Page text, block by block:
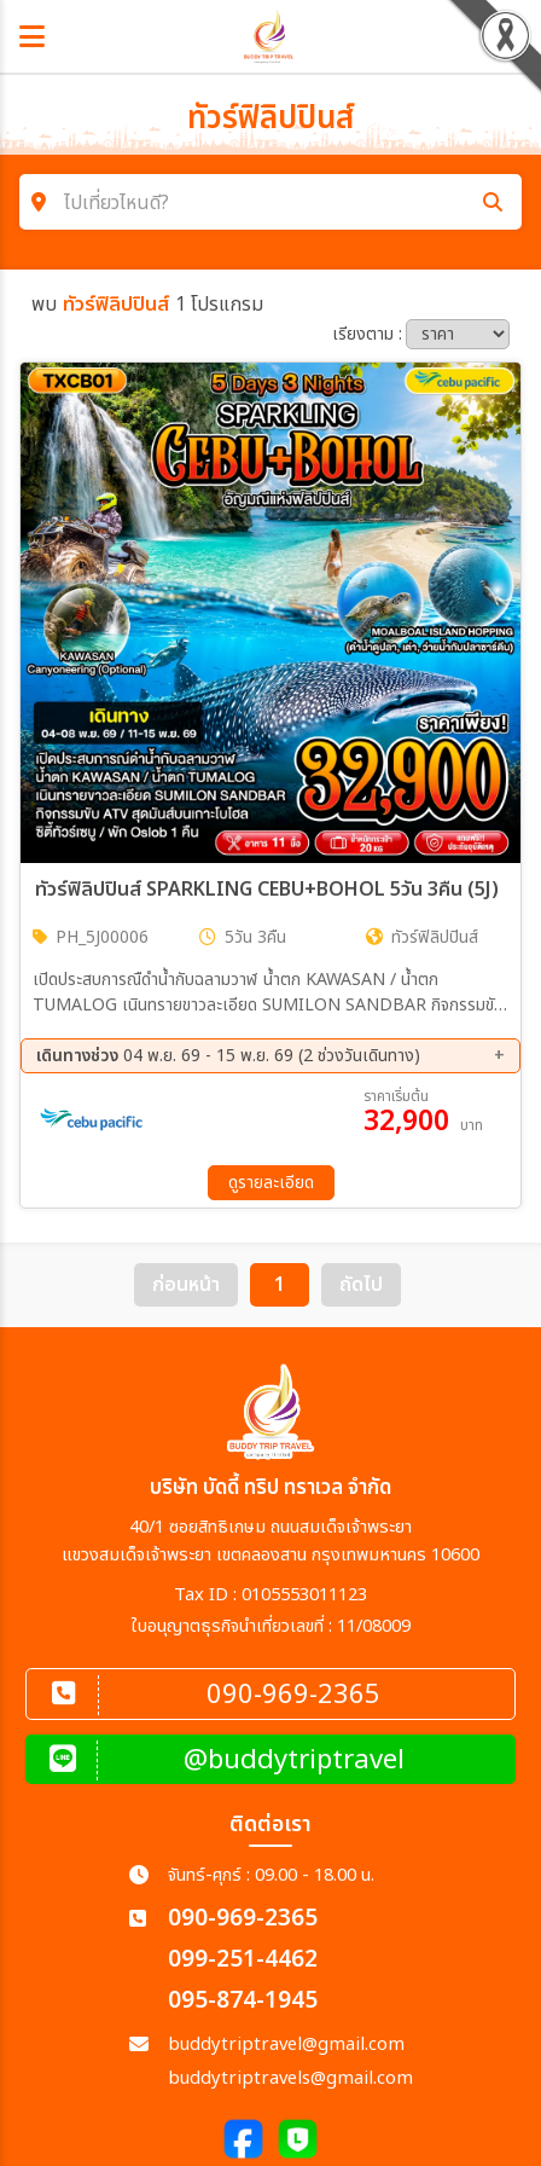
ทัวร์ฟิลิปปินส์
ไปเที่ยวไหนดี?
ค้นหาโปรแกรมทัวร์
โซน
ประเทศ
เมือง
สายการบิน
ตั้งแต่วันที่
ถึงวันที่
เฉพาะเดือน
เฉพาะเทศกาล
พบ ทัวร์ฟิลิปปินส์ 1 โปรแกรม
เรียงตาม :
ทัวร์ฟิลิปปินส์ SPARKLING CEBU+BOHOL 5วัน 3คืน (5J)
PH_5J00006 5วัน 3คืน
ทัวร์ฟิลิปปินส์
เปิดประสบการณืดำน้ำกับฉลามวาฬ น้ำตก KAWASAN / น้ำตก
TUMALOG เนินทรายขาวละเอียด SUMILON SANDBAR กิจกรรมขับ
เดินทางช่วง04 พ.ย. 69 - 15 พ.ย. 69 (2 ช่วงวันเดินทาง)
11 พ.ย. 69 - 15 พ.ย. 69
ราคาเริ่มต้น
32,900 บาท
ดูรายละเอียด
ก่อนหน้า 1 ถัดไป
บริษัท บัดดี้ ทริป ทราเวล จำกัด
40/1 ซอยสิทธิเกษม ถนนสมเด็จเจ้าพระยา
แขวงสมเด็จเจ้าพระยา เขตคลองสาน กรุงเทพมหานคร 10600
Tax ID : 0105553011123
ใบอนุญาตธุรกิจนำเที่ยวเลขที่ : 11/08009
090-969-2365
@buddytriptravel
ติดต่อเรา
จันทร์-ศุกร์ : 09.00 - 18.00 น.
090-969-2365
099-251-4462
095-874-1945
buddytriptravel@gmail.com
buddytriptravels@gmail.com